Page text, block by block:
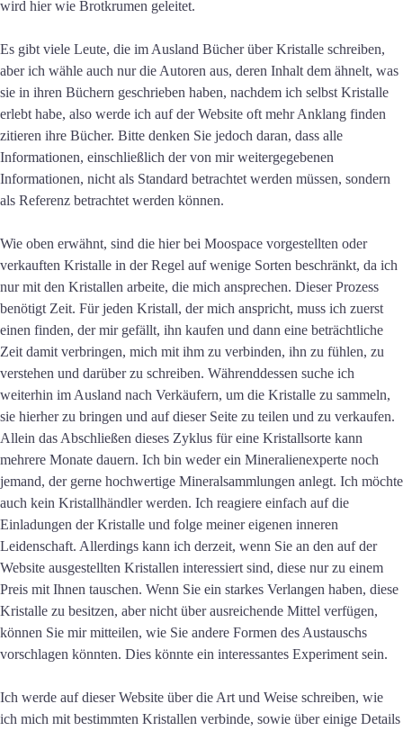
wird hier wie Brotkrumen geleitet.
Es gibt viele Leute, die im Ausland Bücher über Kristalle schreiben,
aber ich wähle auch nur die Autoren aus, deren Inhalt dem ähnelt, was
sie in ihren Büchern geschrieben haben, nachdem ich selbst Kristalle
erlebt habe, also werde ich auf der Website oft mehr Anklang finden
zitieren ihre Bücher. Bitte denken Sie jedoch daran, dass alle
Informationen, einschließlich der von mir weitergegebenen
Informationen, nicht als Standard betrachtet werden müssen, sondern
als Referenz betrachtet werden können.
Wie oben erwähnt, sind die hier bei Moospace vorgestellten oder
verkauften Kristalle in der Regel auf wenige Sorten beschränkt, da ich
nur mit den Kristallen arbeite, die mich ansprechen. Dieser Prozess
benötigt Zeit. Für jeden Kristall, der mich anspricht, muss ich zuerst
einen finden, der mir gefällt, ihn kaufen und dann eine beträchtliche
Zeit damit verbringen, mich mit ihm zu verbinden, ihn zu fühlen, zu
verstehen und darüber zu schreiben. Währenddessen suche ich
weiterhin im Ausland nach Verkäufern, um die Kristalle zu sammeln,
sie hierher zu bringen und auf dieser Seite zu teilen und zu verkaufen.
Allein das Abschließen dieses Zyklus für eine Kristallsorte kann
mehrere Monate dauern. Ich bin weder ein Mineralienexperte noch
jemand, der gerne hochwertige Mineralsammlungen anlegt. Ich möchte
auch kein Kristallhändler werden. Ich reagiere einfach auf die
Einladungen der Kristalle und folge meiner eigenen inneren
Leidenschaft. Allerdings kann ich derzeit, wenn Sie an den auf der
Website ausgestellten Kristallen interessiert sind, diese nur zu einem
Preis mit Ihnen tauschen. Wenn Sie ein starkes Verlangen haben, diese
Kristalle zu besitzen, aber nicht über ausreichende Mittel verfügen,
können Sie mir mitteilen, wie Sie andere Formen des Austauschs
vorschlagen könnten. Dies könnte ein interessantes Experiment sein.
Ich werde auf dieser Website über die Art und Weise schreiben, wie
ich mich mit bestimmten Kristallen verbinde, sowie über einige Details